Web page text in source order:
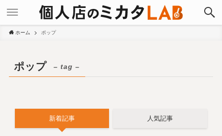
ホーム ポップ
ポップ – tag –
新着記事 人気記事